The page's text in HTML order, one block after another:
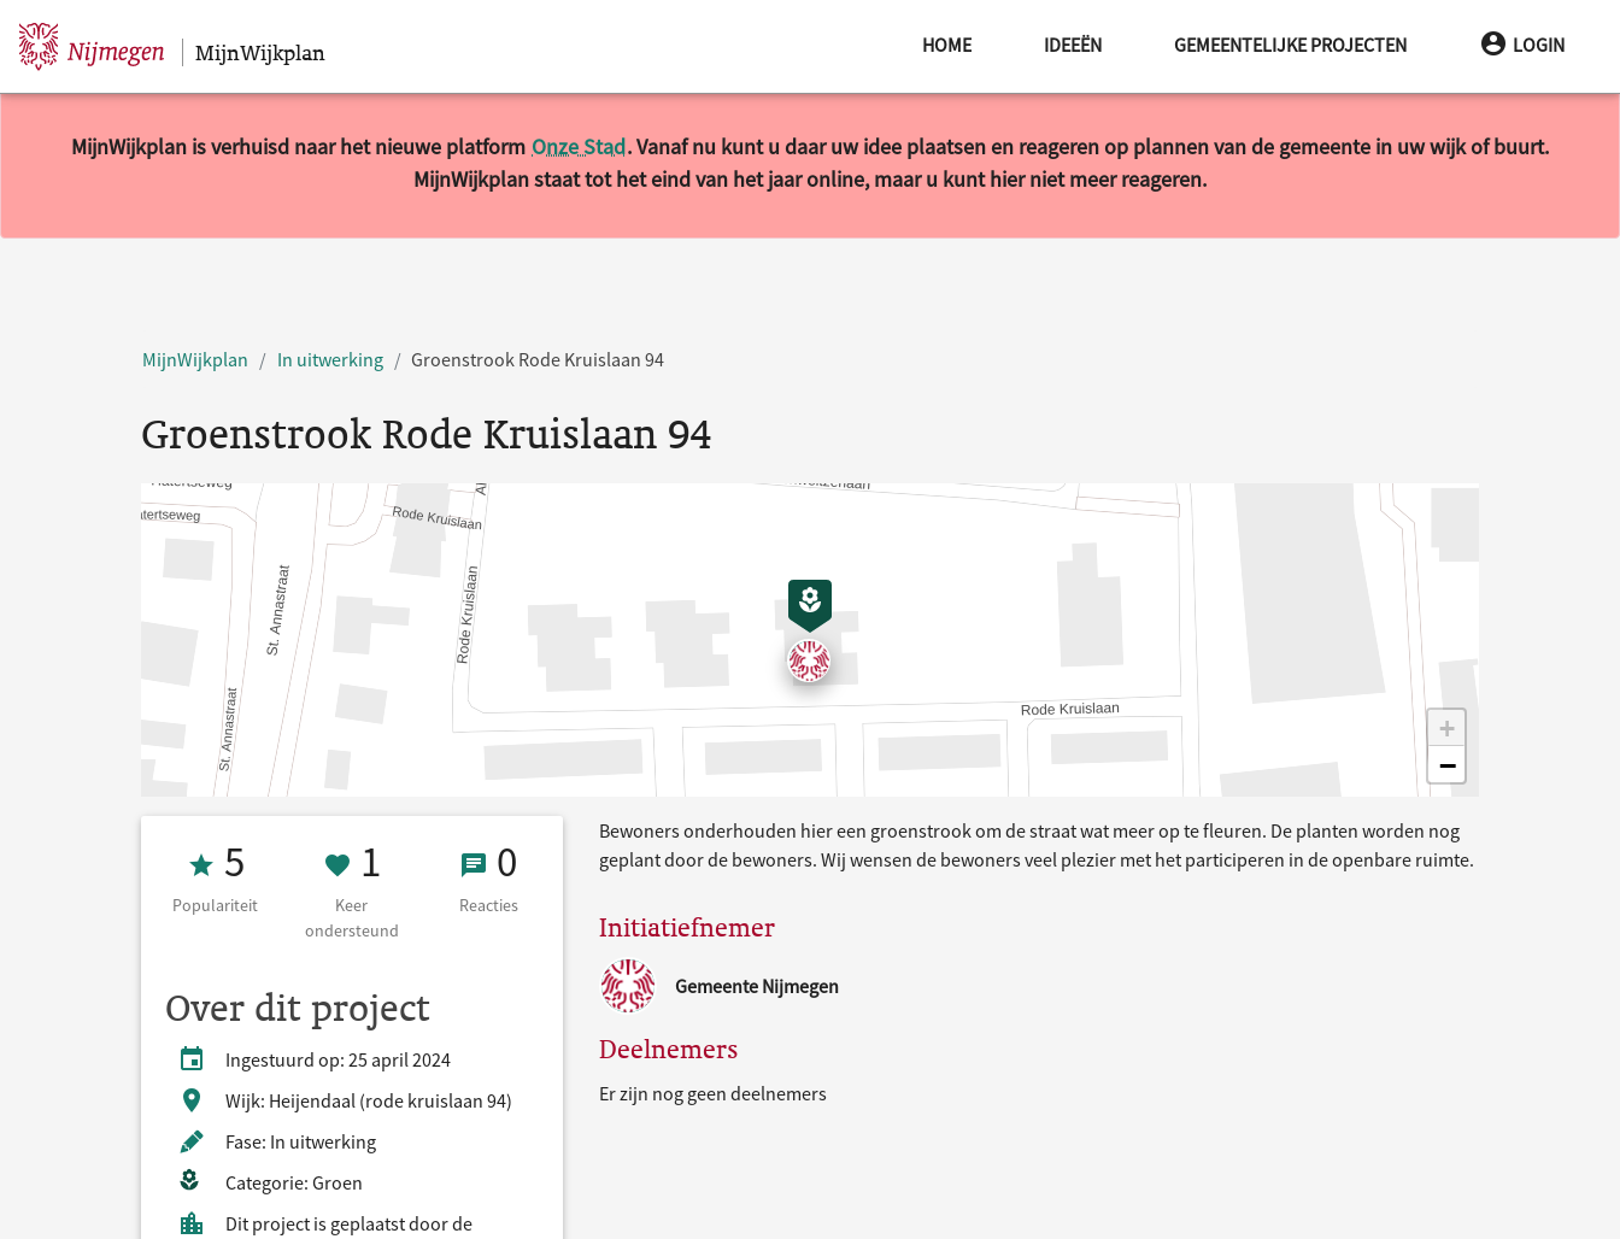
Sla navigatie over MijnWijkplan HOME IDEEËN GEMEENTELIJKE PROJECTEN LOGIN
MijnWijkplan is verhuisd naar het nieuwe platform Onze Stad. Vanaf nu kunt u daar uw idee plaatsen en reageren op plannen van de gemeente in uw wijk of buurt.
MijnWijkplan staat tot het eind van het jaar online, maar u kunt hier niet meer reageren.
MijnWijkplan In uitwerking Groenstrook Rode Kruislaan 94
Groenstrook Rode Kruislaan 94
+
−
Populariteit 5
5
Populariteit
1 Keer ondersteund
1
Keer
ondersteund
0 Reacties
0
Reacties
Over dit project
Ingestuurd op: 25 april 2024
Wijk: Heijendaal (rode kruislaan 94)
Fase: In uitwerking
Categorie: Groen
Dit project is geplaatst door de
Bewoners onderhouden hier een groenstrook om de straat wat meer op te fleuren. De planten worden nog
geplant door de bewoners. Wij wensen de bewoners veel plezier met het participeren in de openbare ruimte.
Initiatiefnemer
Gemeente Nijmegen
Deelnemers
Er zijn nog geen deelnemers